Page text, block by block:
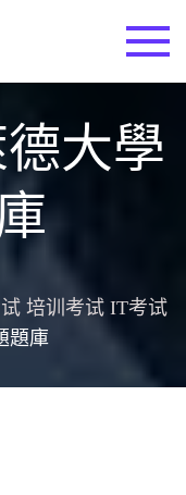
大學
培训考试 IT考试
題庫